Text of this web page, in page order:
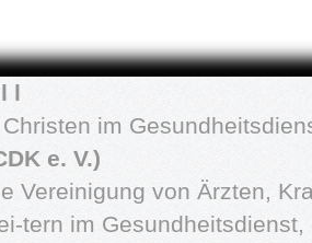
l
im
e. V.)
Vereinigung von Ärz­ten,
tern im